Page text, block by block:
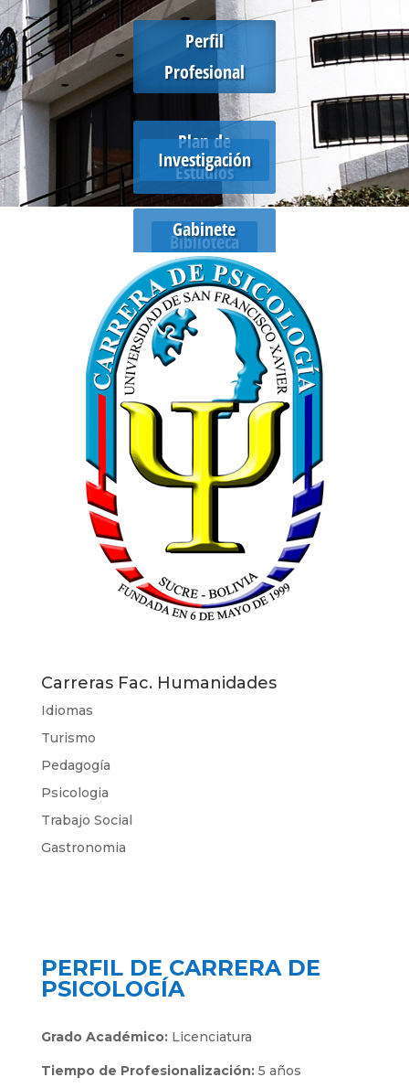
Perfil
Profesional
Plan de
Estudios
Biblioteca
Eventos
Investigación
Gabinete
Psicológico
Plan de
Desarrollo
Infraestructura
Carreras Fac. Humanidades
Idiomas
Turismo
Pedagogía
Psicologia
Trabajo Social
Gastronomia
PERFIL DE CARRERA DE
PSICOLOGÍA
Grado Académico: Licenciatura
Tiempo de Profesionalización:5 años